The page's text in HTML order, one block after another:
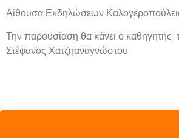
Αίθουσα Εκδηλώσεων
Την παρουσίαση θα κάνει ο καθηγητής
Στέφανος Χατζηαναγνώστου.